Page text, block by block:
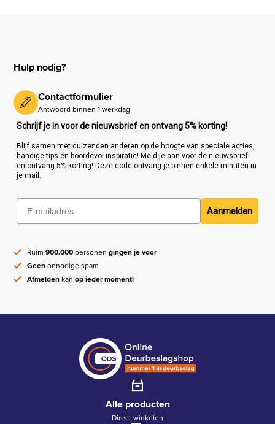
Hulp nodig?
Contactformulier
Antwoord binnen 1 werkdag
Schrijf je in voor de nieuwsbrief en ontvang 5% korting!
Blijf samen met duizenden anderen op de hoogte van speciale acties,
handige tips én boordevol inspiratie! Meld je aan voor de nieuwsbrief
en ontvang 5% korting! Deze code ontvang je binnen enkele minuten in
je mail.
Aanmelden
Ruim900.000personengingen je voor
Geenonnodige spam
Afmeldenkanop ieder moment!
Alle producten
Direct winkelen